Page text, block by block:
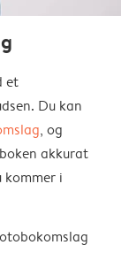
et
Du kan
, og
akkurat
kommer i